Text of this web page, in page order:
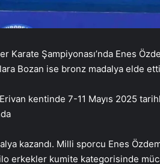
Karate Şampiyonası’nda Enes
Bozan ise bronz madalya elde
Erivan kentinde 7-11 Mayıs 2025
kazandı. Milli sporcu Enes
erkekler kumite kategorisinde